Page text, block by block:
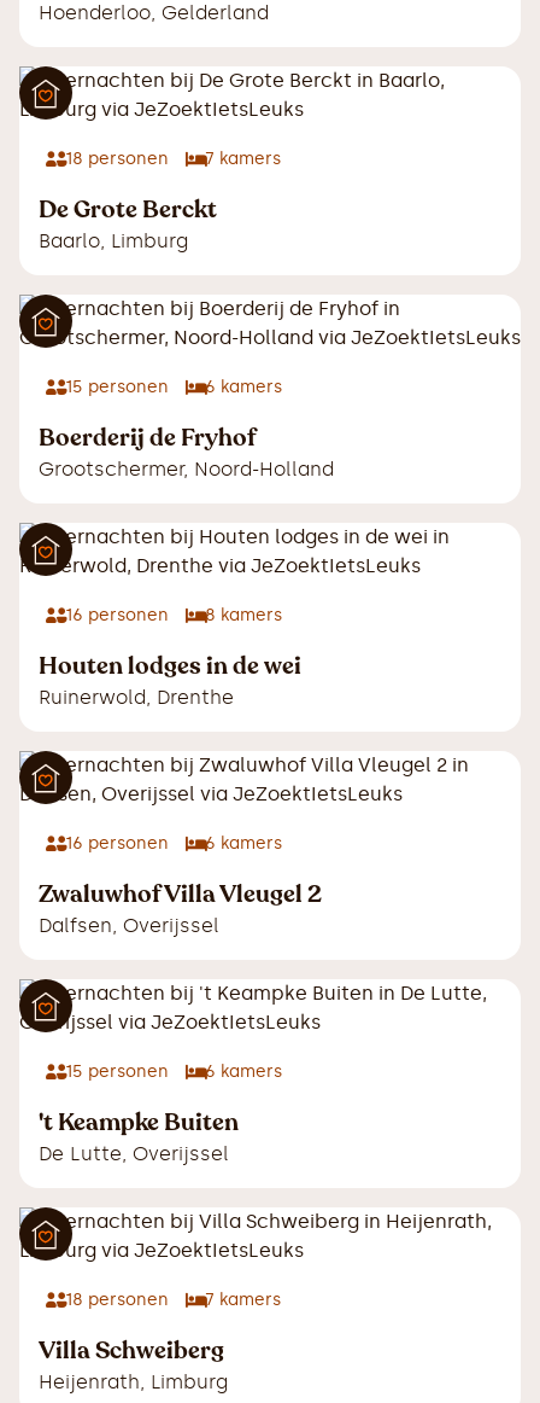
Hoenderloo, Gelderland
18 personen 7 kamers
De Grote Berckt
Baarlo, Limburg
15 personen 6 kamers
Boerderij de Fryhof
Grootschermer, Noord-Holland
16 personen 8 kamers
Houten lodges in de wei
Ruinerwold, Drenthe
16 personen 6 kamers
Zwaluwhof Villa Vleugel 2
Dalfsen, Overijssel
15 personen 6 kamers
't Keampke Buiten
De Lutte, Overijssel
18 personen 7 kamers
Villa Schweiberg
Heijenrath, Limburg